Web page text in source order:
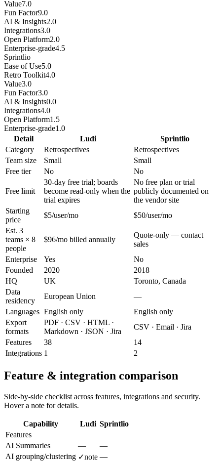
Value7.0
Fun Factor9.0
AI & Insights2.0
Integrations3.0
Open Platform2.0
Enterprise-grade4.5
Sprintlio
Ease of Use5.0
Retro Toolkit4.0
Value3.0
Fun Factor3.0
AI & Insights0.0
Integrations4.0
Open Platform1.5
Enterprise-grade1.0
Detail
Ludi
Sprintlio
Category
Retrospectives
Retrospectives
Team size
Small
Small
Free tier
No No
Free limit
30-day free trial; boards
become read-only when the
trial expires
No free plan or trial
publicly documented on
the vendor site
Starting
price
$5/user/mo
$50/user/mo
Est. 3
teams × 8
people
$96/mo billed annually
Quote-only — contact
sales
Enterprise
Yes
No
Founded
2020
2018
HQ
UK
Toronto, Canada
Data
residency
European Union
—
Languages English only
English only
Export
formats
PDF · CSV · HTML ·
Markdown · JSON · Jira
CSV · Email · Jira
Features
38
14
Integrations 1 2
Feature & integration comparison
Side-by-side checklist across features, integrations and security.
Hover a note for details.
Capability Ludi Sprintlio
Features
AI Summaries
—
—
AI grouping/clustering ✓note —